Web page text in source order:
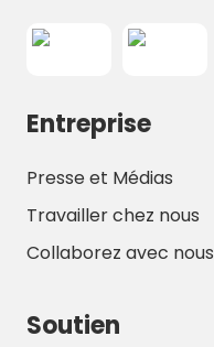
Entreprise
Presse et Médias
Travailler chez nous
Collaborez avec nous
Soutien